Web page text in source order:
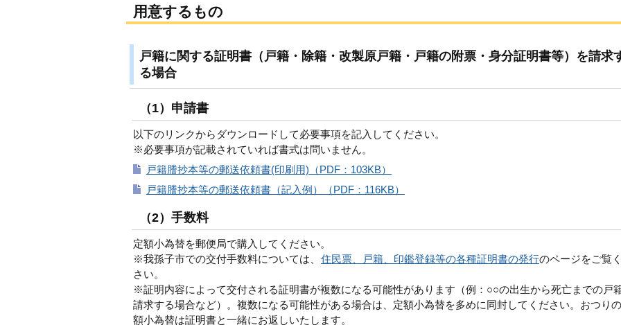
用意するもの
戸籍に関する証明書（戸籍・除籍・改製原戸籍・戸籍の附票・身分証明書等）を請求
る場合
（1）申請書
以下のリンクからダウンロードして必要事項を記入してください。
※必要事項が記載されていれば書式は問いません。
戸籍謄抄本等の郵送依頼書(印刷用)（PDF：103KB）
戸籍謄抄本等の郵送依頼書（記入例）（PDF：116KB）
（2）手数料
定額小為替を郵便局で購入してください。
※我孫子市での交付手数料については、 住民票、戸籍、印鑑登録等の各種証明書の発行のページをご覧
さい。
※証明内容によって交付される証明書が複数になる可能性があります（例：○○の出生から死亡までの戸
請求する場合など）。複数になる可能性がある場合は、定額小為替を多めに同封してください。おつり
額小為替は証明書と一緒にお返しいたします。